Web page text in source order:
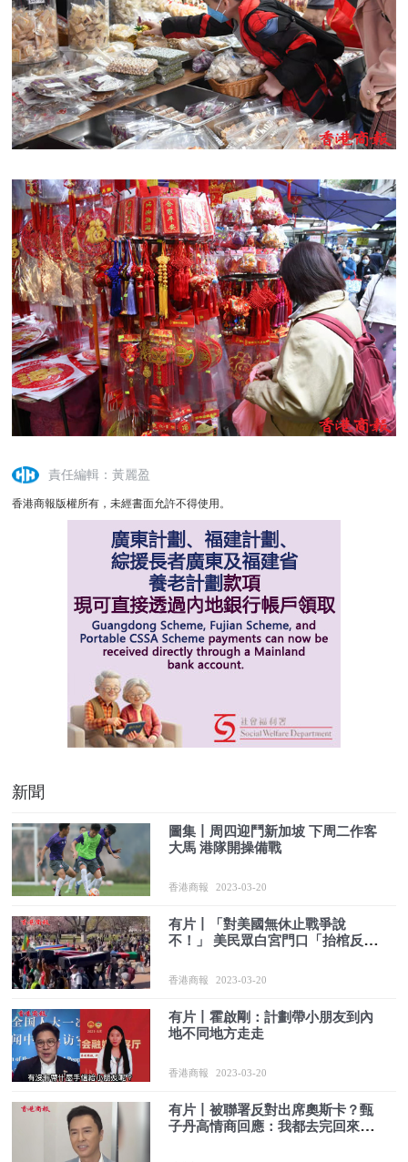
責任編輯：黃麗盈
香港商報版權所有，未經書面允許不得使用。
新聞
圖集丨周四迎鬥新加坡 下周二作客
大馬 港隊開操備戰
香港商報 2023-03-20
有片丨「對美國無休止戰爭說
不！」 美民眾白宮門口「抬棺反
香港商報 2023-03-20
有片丨霍啟剛：計劃帶小朋友到內
地不同地方走走
香港商報 2023-03-20
有片丨被聯署反對出席奧斯卡？甄
子丹高情商回應：我都去完回來